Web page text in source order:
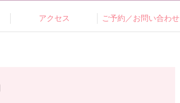
アクセス ご予約／お問い合わせ